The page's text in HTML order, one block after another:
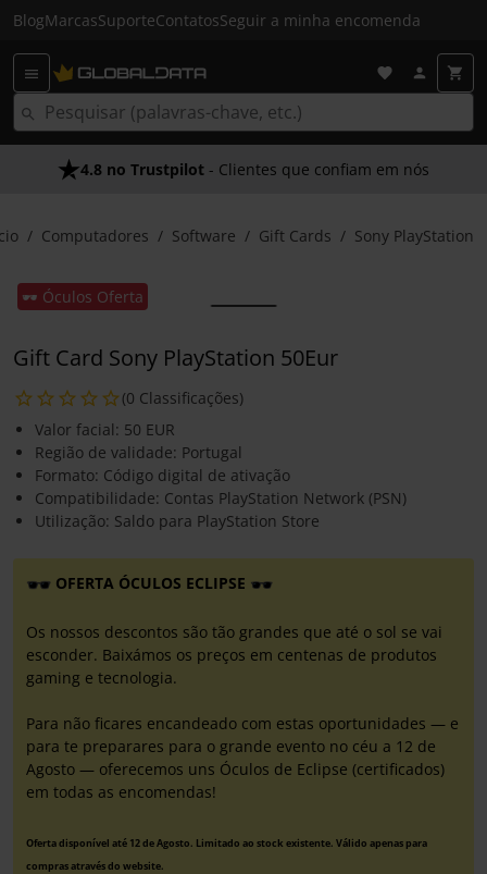
BlogMarcasSuporteContatosSeguir a minha encomenda
4.8 no Trustpilot - Clientes que confiam em nós
Computadores Software Gift Cards Sony PlayStation
🕶️ Óculos Oferta
Gift Card Sony PlayStation 50Eur
(0 Classificações)
Valor facial: 50 EUR
Região de validade: Portugal
Formato: Código digital de ativação
Compatibilidade: Contas PlayStation Network (PSN)
Utilização: Saldo para PlayStation Store
OFERTA ÓCULOS ECLIPSE
Os nossos descontos são tão grandes que até o sol se vai
esconder. Baixámos os preços em centenas de produtos
gaming e tecnologia.
Para não ficares encandeado com estas oportunidades — e
para te preparares para o grande evento no céu a 12 de
Agosto — oferecemos uns Óculos de Eclipse (certificados)
em todas as encomendas!
Oferta disponível até 12 de Agosto. Limitado ao stock existente. Válido apenas para
compras através do website.